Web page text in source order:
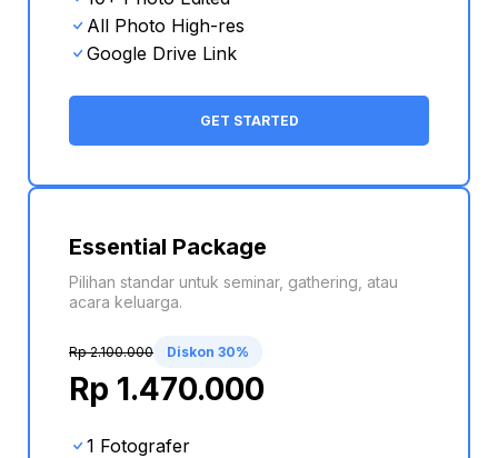
All Photo High-res
Google Drive Link
GET STARTED
Essential Package
Pilihan standar untuk seminar, gathering, atau
acara keluarga.
Rp 2.100.000 Diskon 30%
Rp 1.470.000
1 Fotografer